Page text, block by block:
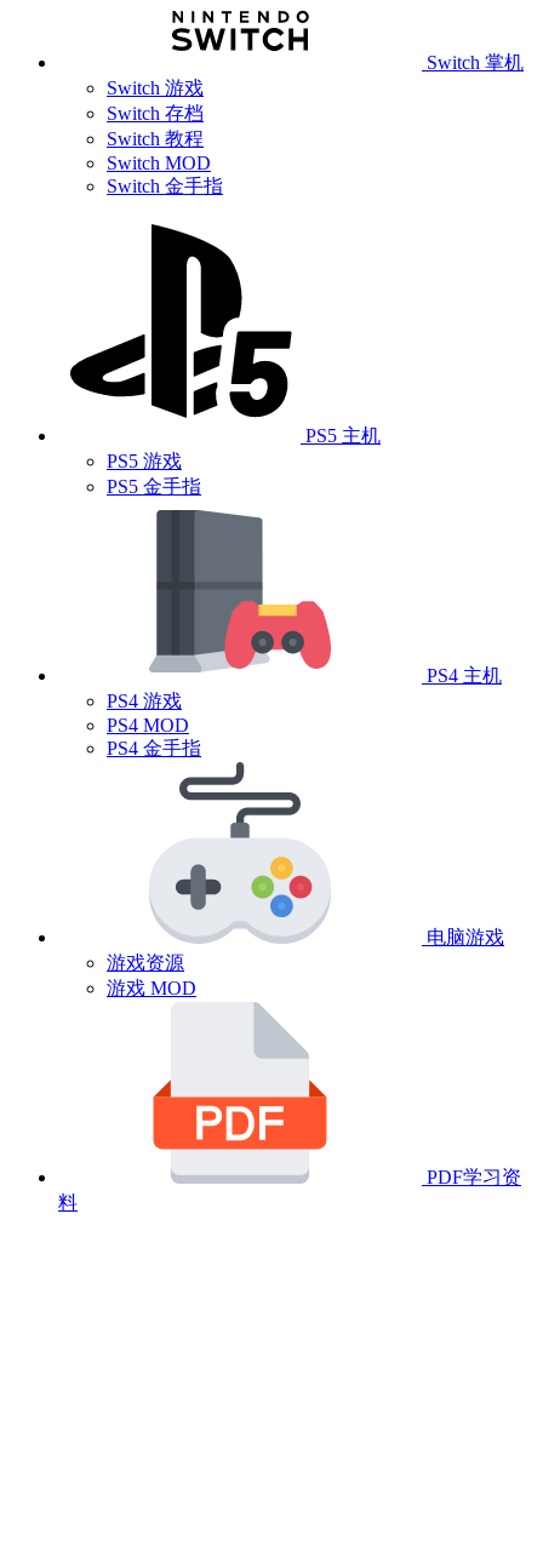
Switch 掌机
Switch 游戏
Switch 存档
Switch 教程
Switch MOD
Switch 金手指
PS5 主机
PS5 游戏
PS5 金手指
PS4 主机
PS4 游戏
PS4 MOD
PS4 金手指
电脑游戏
游戏资源
游戏 MOD
PDF学习资
料